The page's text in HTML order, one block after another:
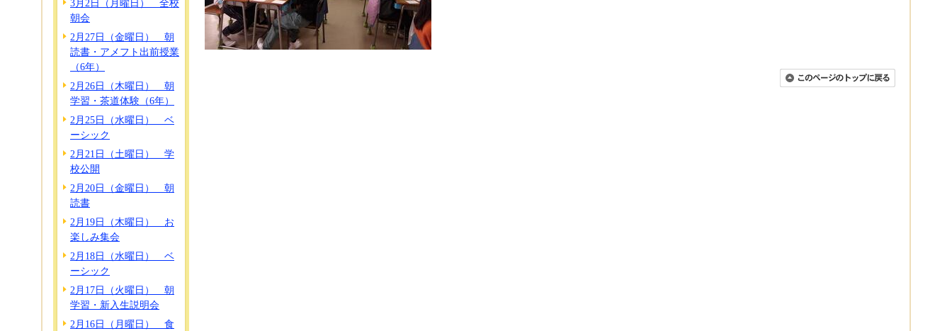
3月2日（月曜日） 全校
朝会
2月27日（金曜日） 朝
読書・アメフト出前授業
（6年）
2月26日（木曜日） 朝
学習・茶道体験（6年）
2月25日（水曜日） ベ
ーシック
2月21日（土曜日） 学
校公開
2月20日（金曜日） 朝
読書
2月19日（木曜日） お
楽しみ集会
2月18日（水曜日） ベ
ーシック
2月17日（火曜日） 朝
学習・新入生説明会
2月16日（月曜日） 食